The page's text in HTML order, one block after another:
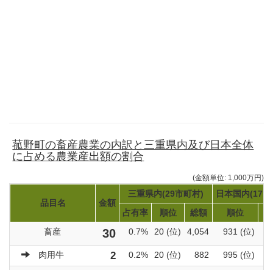
菰野町の畜産農業の内訳と三重県内及び日本全体
に占める農業産出額の割合
(金額単位: 1,000万円)
品目名 金額
三重県内(29市町村)
日本国内
占有率
順位 総額 順位
畜産
30 0.7% 20 (位) 4,054 931 (位)
肉用牛 2 0.2% 20 (位) 882 995 (位)